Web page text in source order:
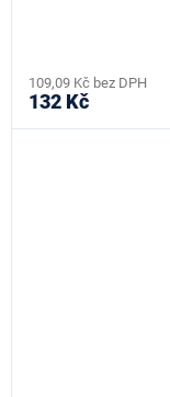
109,09 Kč bez DPH
132 Kč